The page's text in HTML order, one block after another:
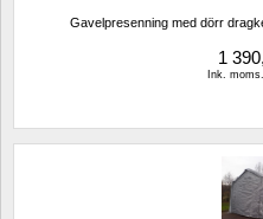
Gavelpresenning med dörr
1
Ink.